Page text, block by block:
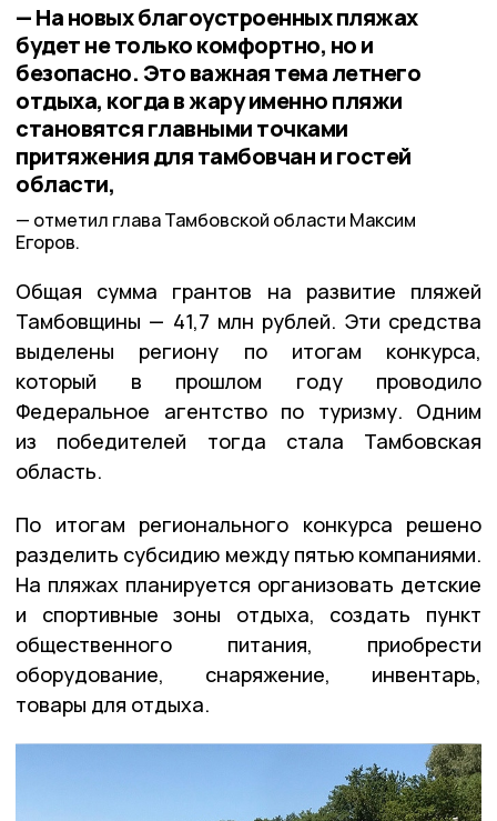
— На новых благоустроенных пляжах
будет не только комфортно, но и
безопасно. Это важная тема летнего
отдыха, когда в жару именно пляжи
становятся главными точками
притяжения для тамбовчан и гостей
области,
отметил глава Тамбовской области Максим
Егоров.
Общая сумма грантов на развитие пляжей
Тамбовщины — 41,7 млн рублей. Эти средства
выделены региону по итогам конкурса,
который в прошлом году проводило
Федеральное агентство по туризму. Одним
из победителей тогда стала Тамбовская
область.
По итогам регионального конкурса решено
разделить субсидию между пятью компаниями.
На пляжах планируется организовать детские
и спортивные зоны отдыха, создать пункт
общественного питания, приобрести
оборудование, снаряжение, инвентарь,
товары для отдыха.